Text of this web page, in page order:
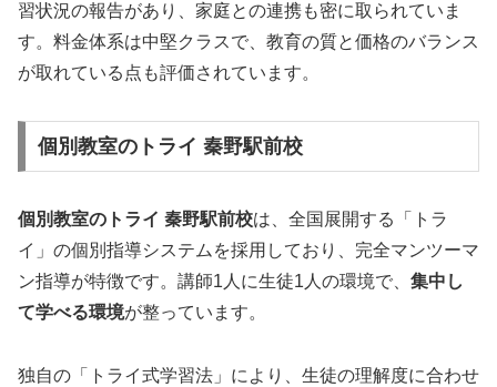
習状況の報告があり、家庭との連携も密に取られていま
す。料金体系は中堅クラスで、教育の質と価格のバランス
が取れている点も評価されています。
個別教室のトライ 秦野駅前校
個別教室のトライ 秦野駅前校は、全国展開する「トラ
イ」の個別指導システムを採用しており、完全マンツーマ
ン指導が特徴です。講師1人に生徒1人の環境で、 集中し
て学べる環境が整っています。
独自の「トライ式学習法」により、生徒の理解度に合わせ